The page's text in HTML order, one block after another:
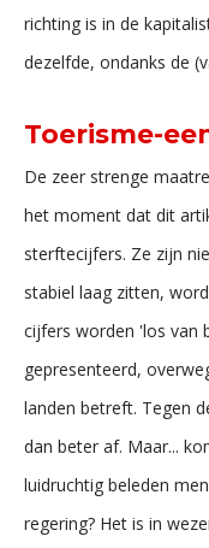
richting is in de
dezelfde, ondanks de
Toerisme-
De zeer strenge
het moment dat dit
sterftecijfers. Ze zijn
stabiel laag zitten,
cijfers worden 'los van
gepresenteerd,
landen betreft. Tegen
dan beter af. Maar...
luidruchtig beleden
regering? Het is in